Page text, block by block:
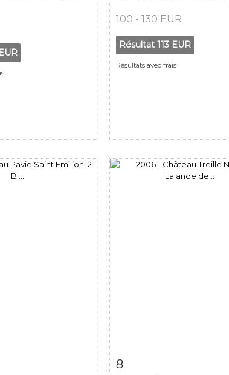
100 - 130 EUR
Résultat 113 EUR
Résultats avec frais
8